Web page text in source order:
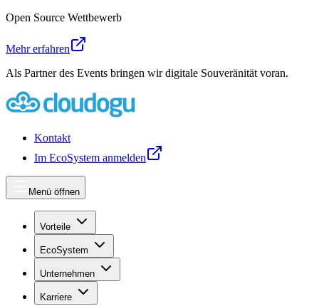
Open Source Wettbewerb
Mehr erfahren
Als Partner des Events bringen wir digitale Souveränität voran.
Kontakt
Im EcoSystem anmelden
Menü öffnen
Vorteile
EcoSystem
Unternehmen
Karriere